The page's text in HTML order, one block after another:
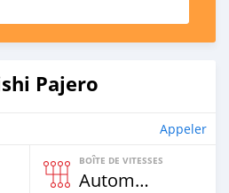
Pajero
Appeler
BOÎTE DE VITESSES
Automatique